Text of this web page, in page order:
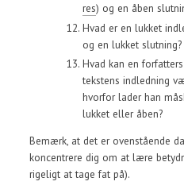
res) og en åben
Hvad er en lukket
og en lukket slutning?
Hvad kan en
tekstens indledning
hvorfor lader han
lukket eller åben?
Bemærk, at det er ovenstående
koncentrere dig om at lære
rigeligt at tage fat på).